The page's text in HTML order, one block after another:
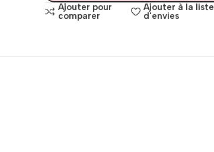
Ajouter pour
comparer
Ajouter à la liste
d'envies